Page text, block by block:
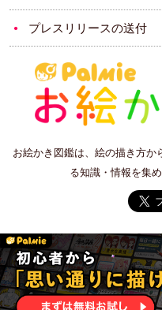
プレスリリースの送付
お絵かき図鑑は、絵の描き方か
る知識・情報を集